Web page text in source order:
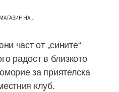
НА...
част от „сините“
радост в близкото
за приятелска
клуб.